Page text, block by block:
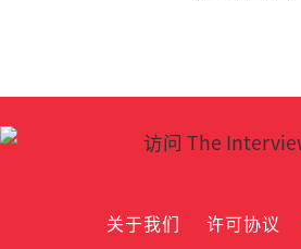
关于我们 许可协议